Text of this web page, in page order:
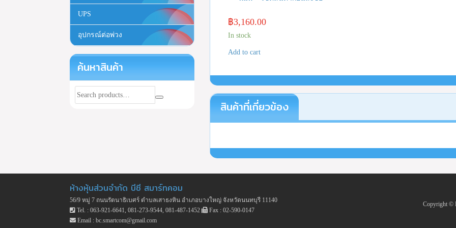
฿3,160.00
In stock
Add to cart
สินค้าที่เกี่ยวข้อง
UPS
อุปกรณ์ต่อพ่วง
ค้นหาสินค้า
ห้างหุ้นส่วนจำกัด บีซี สมาร์ทคอม
56/9 หมู่ 7 ถนนรัตนาธิเบศร์ ตำบลเสาธงหิน อำเภอบางใหญ่ จังหวัดนนทบุรี 11140
Tel. : 063-921-6641, 081-273-9544, 081-487-1452
Fax : 02-590-0147
Email : bc.smartcom@gmail.com
Copyright ©